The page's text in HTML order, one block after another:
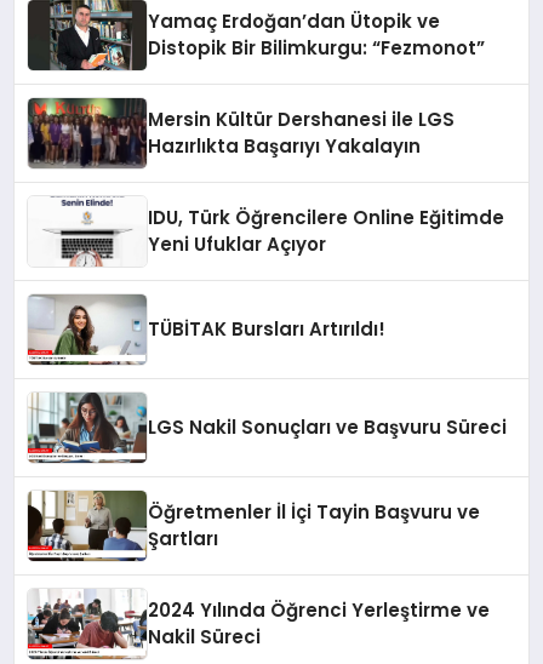
Yamaç Erdoğan’dan Ütopik ve
Distopik Bir Bilimkurgu: “Fezmonot”
Mersin Kültür Dershanesi ile LGS
Hazırlıkta Başarıyı Yakalayın
IDU, Türk Öğrencilere Online Eğitimde
Yeni Ufuklar Açıyor
TÜBİTAK Bursları Artırıldı!
LGS Nakil Sonuçları ve Başvuru Süreci
Öğretmenler İl İçi Tayin Başvuru ve
Şartları
2024 Yılında Öğrenci Yerleştirme ve
Nakil Süreci